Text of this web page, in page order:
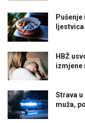
HBŽ
izmjene
Strava u
muža,